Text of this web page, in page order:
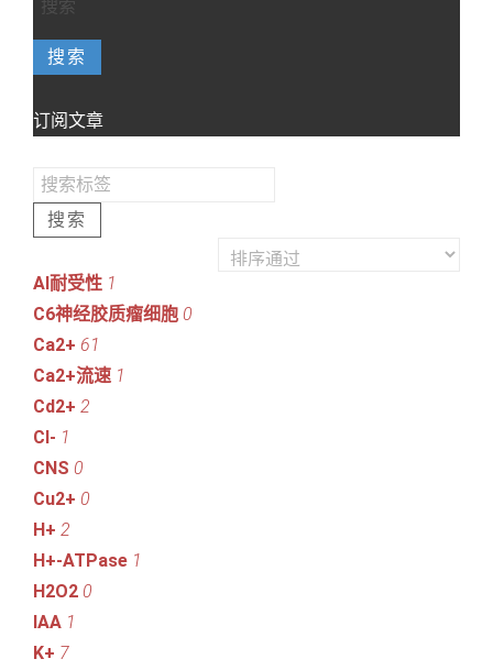
搜索
订阅文章
搜索
Al耐受性 1
C6神经胶质瘤细胞 0
Ca2+ 61
Ca2+流速 1
Cd2+ 2
Cl- 1
CNS 0
Cu2+ 0
H+ 2
H+-ATPase 1
H2O2 0
IAA 1
K+ 7